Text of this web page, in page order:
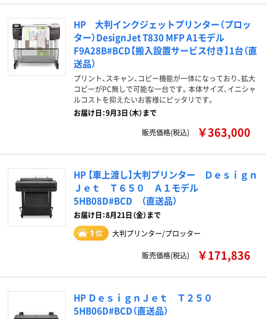
HP 大判インクジェットプリンター（プロッ
ター）DesignJet T830 MFP A1モデル
F9A28B#BCD【搬入設置サービス付き】1台（直
送品）
プリント、スキャン、コピー機能が一体になっており、拡大
コピーがPC無しで可能な一台です。本体サイズ、イニシャ
ルコストを抑えたいお客様にピッタリです。
お届け日：9月3日（木）まで
販売価格(税込)
￥363,000
HP 【車上渡し】大判プリンター Ｄｅｓｉｇｎ
Ｊｅｔ Ｔ６５０ Ａ１モデル
5HB08D#BCD （直送品）
お届け日：8月21日（金）まで
大判プリンター/プロッター
販売価格(税込) ￥171,836
HP ＤｅｓｉｇｎＪｅｔ Ｔ２５０
5HB06D#BCD（直送品）